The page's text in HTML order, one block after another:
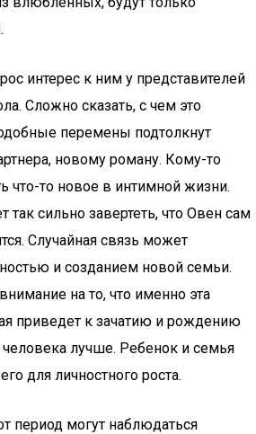
интерес к ним у представителей
Сложно сказать, с чем это
перемены подтолкнут
новому роману. Кому-то
что-то новое в интимной жизни.
так сильно завертеть, что Овен сам
Случайная связь может
и созданием новой семьи.
на то, что именно эта
приведет к зачатию и рождению
лучше. Ребенок и семья
для личностного роста.
период могут наблюдаться